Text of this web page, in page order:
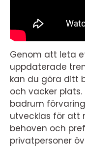
Genom att leta
uppdaterade
kan du göra ditt
och vacker
badrum
utvecklas för att
behoven och
privatpersoner